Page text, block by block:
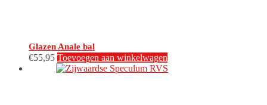
Glazen Anale bal
€55,95 Toevoegen aan winkelwagen